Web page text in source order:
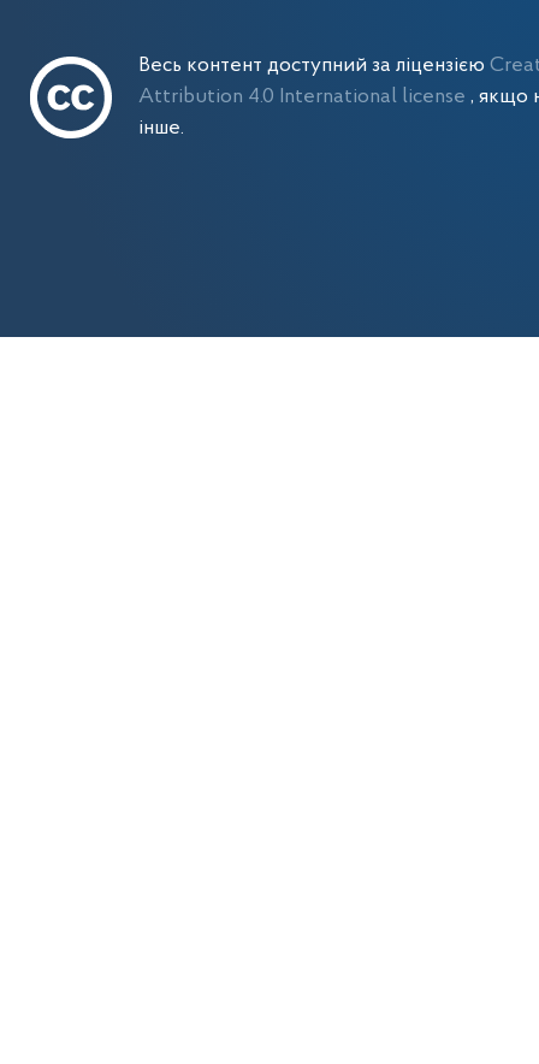
Весь контент доступний за ліцензією
Attribution 4.0 International license , якщо
інше.